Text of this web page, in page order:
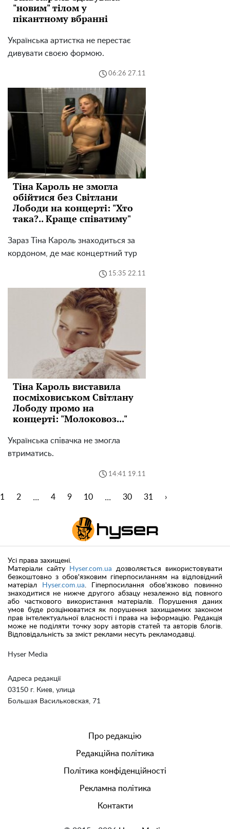
"новим" тілом у
пікантному вбранні
Українська артистка не перестає
дивувати своєю формою.
06:26 27.11
Тіна Кароль не змогла
обійтися без Світлани
Лободи на концерті: "Хто
така?.. Краще співатиму"
Зараз Тіна Кароль знаходиться за
кордоном, де має концертний тур
15:35 22.11
Тіна Кароль виставила
посміховиськом Світлану
Лободу промо на
концерті: "Молоковоз..."
Українська співачка не змогла
втриматись.
14:41 19.11
1 2 ... 4 9 10 ... 30 31 ›
Hyser Media
Адреса редакції
03150 г. Киев, улица
Большая Васильковская, 71
Усі права захищені.
Матеріали сайту
Hyser.com.ua дозволяється використовувати
безкоштовно з обов'язковим гіперпосиланням на відповідний
матеріал
Hyser.com.ua. Гіперпосилання обов'язково повинно
знаходитися не нижче другого абзацу незалежно від повного
або часткового використання матеріалів. Порушення даних
умов буде розцінюватися як порушення захищаемих законом
прав інтелектуальної власності і права на інформацію. Редакція
може не поділяти точку зору авторів статей та авторів блогів.
Відповідальність за зміст реклами несуть рекламодавці.
Про редакцію
Редакційна політика
Політика конфіденційності
Рекламна політика
Контакти